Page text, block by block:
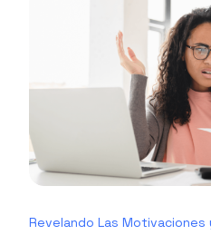
Revelando Las Motivaciones